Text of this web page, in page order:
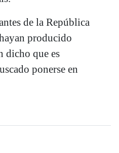
de la República
producido
dicho que es
ponerse en